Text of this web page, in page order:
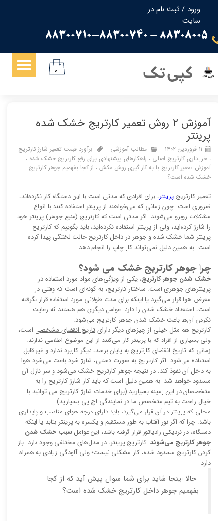
ورود / ثبت نام در
سایت
حساب کاربری من
تغییر گذر واژه
سفارشات
88308005 - 88300710-88300740
کپی تک ۰
آموزش ۲ روش تعمیر کارتریج خشک شده
پرینتر
۱۱ فروردین ۱۴۰۲ مطالب آموزشی
برآورد قیمت تعمیر شارژ کارتریج
، خریداری کارتریج اصلی ، راهکارهای پیشنهادی برای رفع کارتریج خشک شده ،
آموزش تعمیر کارتریج با به کار گیری روش مکش ، از کجا بفهمیم جوهر کارتریج
خشک شده است؟
تعمیر کارتریج پرینتر، برای افرادی که مدتی است با این دستگاه کار نکرده‌اند،
ضروری است. چون زمانی که می‌خواهند از پرینتر استفاده کنند با انواع
مشکلات روبرو می‌شوند. اگر مدتی است که کارتریج (منبع جوهر) پرینتر خود
را شارژ کرده‌اید، ولی از پرینتر استفاده نکرده‌اید، باید بگوییم که کارتریج
پرینتر شما خشک شده و جوهر در داخل کارتریج حالت لختگی پیدا کرده
است. به همین دلیل نمی‌تواند کار چاپ را انجام دهد.
چرا جوهر کارتریج خشک می ‌شود؟
خشک شدن جوهر کارتریج، یکی از ویژگی‌های مواد مورد استفاده در
پرینترهای جوهری است. ساختار کارتریج، به گونه‌ای است که وقتی در
معرض هوا قرار می‌گیرد یا اینکه برای مدت طولانی مورد استفاده قرار نگرفته
است، استعداد خشک شدن را دارد. عوامل دیگری هم هستند که رعایت
نکردن آن‌ها باعث خشک شدن جوهر کارتریج می‌شود.
کارتریج هم مثل خیلی از چیزهای دیگر دارایتاریخ انقضای مشخصی است،
ولی بسیاری از افراد که با پرینتر کار می‌کنند از این موضوع اطلاعی ندارند.
زمانی که تاریخ انقضای کارتریج به پایان برسد، دیگر کاربرد ندارد و غیر قابل
استفاده می‌شود. اگر کارتریج به صورت دستی، شارژ شود باعث می‌شود هوا
به داخل آن نفوذ کند. در نتیجه جوهر کارتریج خشک می‌شود و سر نازل آن
مسدود خواهد شد. به همین دلیل است که باید کار شارژ کارتریج را به
متخصصان در این زمینه بسپارید.(برای خدمات شارژ کارتریج می توانید با
خیال راحت به تیم متخصص ما در نمایندگی اچ پی بسپارید)
محلی که پرینتر در آن قرار می‌گیرد، باید دارای درجه هوای مناسب و پایداری
باشد. چرا که اگر نور آفتاب به طور مستقیم و یکسره به پرینتر بتابد یا اینکه
دستگاه، در نزدیکی رادیاتور قرار گرفته باشد، این عوامل سبب خشک شدن
جوهر کارتریج می‌شوند. کارتریج پرینتر، در مدل‌های مختلفی وجود دارد. باز
کردن کارتریج مسدود شده، کار مشکلی نیست؛ ولی آلودگی زیادی به همراه
دارد.
حالا اینجا شاید برای شما سوال پیش آید که از کجا
بفهمیم جوهر داخل کارتریج خشک شده است؟